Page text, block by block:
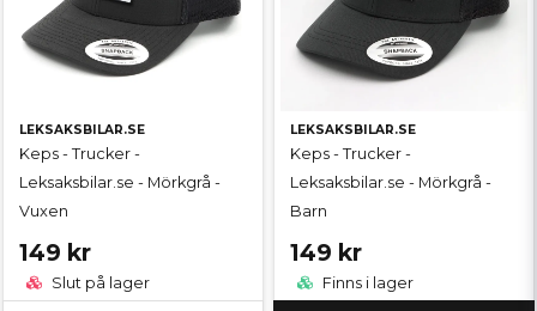
LEKSAKSBILAR.SE
Keps - Trucker -
Leksaksbilar.se - Mörkgrå -
Vuxen
149 kr
Slut på lager
LEKSAKSBILAR.SE
Keps - Trucker -
Leksaksbilar.se - Mörkgrå -
Barn
149 kr
Finns i lager